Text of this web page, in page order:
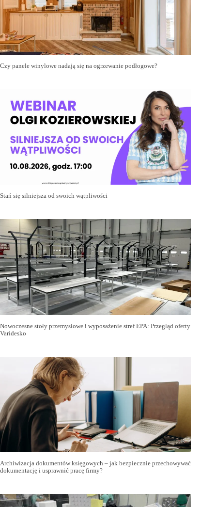
Czy panele winylowe nadają się na ogrzewanie podłogowe?
Stań się silniejsza od swoich wątpliwości
Nowoczesne stoły przemysłowe i wyposażenie stref EPA: Przegląd oferty
Varidesko
Archiwizacja dokumentów księgowych – jak bezpiecznie przechowywać
dokumentację i usprawnić pracę firmy?